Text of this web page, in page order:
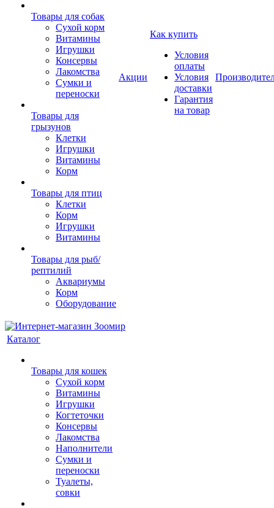
Товары для собак
Cухой корм
Витамины
Игрушки
Консервы
Лакомства
Сумки и
переноски
Товары для
грызунов
Клетки
Игрушки
Витамины
Корм
Товары для птиц
Клетки
Корм
Игрушки
Витамины
Товары для рыб/
рептилий
Аквариумы
Корм
Оборудование
Акции
Как купить
Условия
оплаты
Условия
доставки
Гарантия
на товар
Каталог
Товары для кошек
Cухой корм
Витамины
Игрушки
Когтеточки
Консервы
Лакомства
Наполнители
Сумки и
переноски
Туалеты,
совки